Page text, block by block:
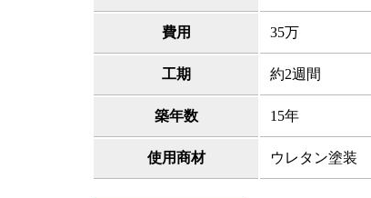
費用 35万
工期 約2週間
築年数 15年
使用商材 ウレタン塗装